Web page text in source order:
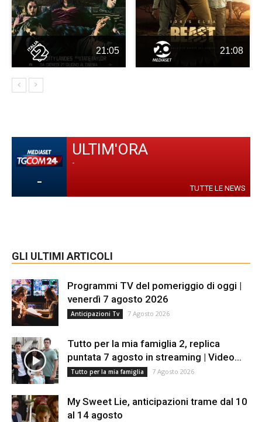
21:05 21:08
-
ULTIM'ORA
-
TUTTE LE NEWS
GLI ULTIMI ARTICOLI
Programmi TV del pomeriggio di oggi |
venerdì 7 agosto 2026
Anticipazioni Tv 7 Agosto 2026
Tutto per la mia famiglia 2, replica
puntata 7 agosto in streaming | Video...
Tutto per la mia famiglia 7 Agosto 2026
My Sweet Lie, anticipazioni trame dal 10
al 14 agosto